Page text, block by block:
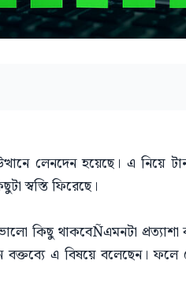
লেনদেন হয়েছে। এ নিয়ে
স্বস্তি ফিরেছে।
কিছু থাকবেÑএমনটা
বক্তব্যে এ বিষয়ে বলেছেন।